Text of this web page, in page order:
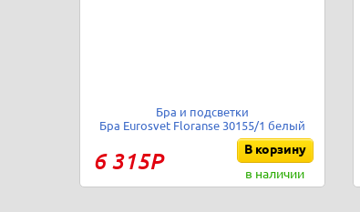
Бра и подсветки
Бра Eurosvet Floranse 30155/1 белый
6 315Р
В корзину
в наличии